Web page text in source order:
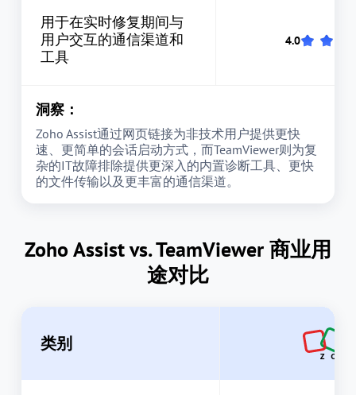
用于在实时修复期间与
用户交互的通信渠道和
工具
洞察：
Zoho Assist通过网页链接为非技术用户提供更快
速、更简单的会话启动方式，而TeamViewer则为复
杂的IT故障排除提供更深入的内置诊断工具、更快
的文件传输以及更丰富的通信渠道。
Zoho Assist vs. TeamViewer 商业用
途对比
类别